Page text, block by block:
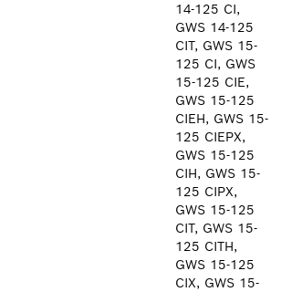
14-125 CI,
GWS 14-125
CIT, GWS 15-
125 CI, GWS
15-125 CIE,
GWS 15-125
CIEH, GWS 15-
125 CIEPX,
GWS 15-125
CIH, GWS 15-
125 CIPX,
GWS 15-125
CIT, GWS 15-
125 CITH,
GWS 15-125
CIX, GWS 15-